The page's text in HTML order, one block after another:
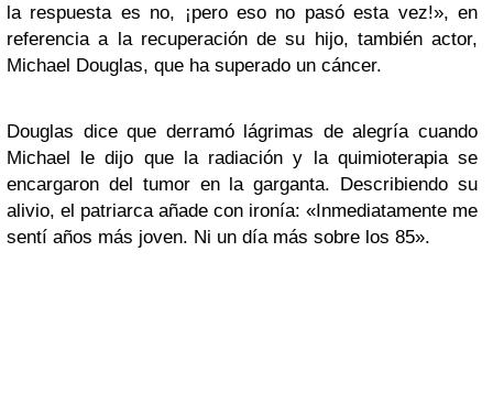
la respuesta es no, ¡pero eso no pasó esta vez!», en
referencia a la recuperación de su hijo, también actor,
Michael Douglas, que ha superado un cáncer.
Douglas dice que derramó lágrimas de alegría cuando
Michael le dijo que la radiación y la quimioterapia se
encargaron del tumor en la garganta. Describiendo su
alivio, el patriarca añade con ironía: «Inmediatamente me
sentí años más joven. Ni un día más sobre los 85».